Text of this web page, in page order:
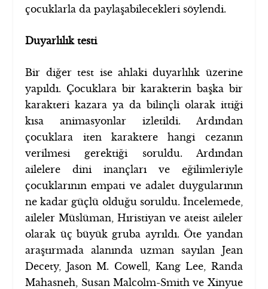
çocuklarla da paylaşabilecekleri söylendi.
Duyarlılık testi
Bir diğer test ise ahlaki duyarlılık üzerine
yapıldı. Çocuklara bir karakterin başka bir
karakteri kazara ya da bilinçli olarak ittiği
kısa animasyonlar izletildi. Ardından
çocuklara iten karaktere hangi cezanın
verilmesi gerektiği soruldu. Ardından
ailelere dini inançları ve eğilimleriyle
çocuklarının empati ve adalet duygularının
ne kadar güçlü olduğu soruldu. İncelemede,
aileler Müslüman, Hıristiyan ve ateist aileler
olarak üç büyük gruba ayrıldı. Öte yandan
araştırmada alanında uzman sayılan Jean
Decety, Jason M. Cowell, Kang Lee, Randa
Mahasneh, Susan Malcolm-Smith ve Xinyue